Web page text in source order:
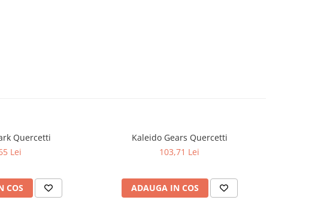
Quercetti
Lei
COS
Kaleido Gears Quercetti
103,71 Lei
ADAUGA IN COS